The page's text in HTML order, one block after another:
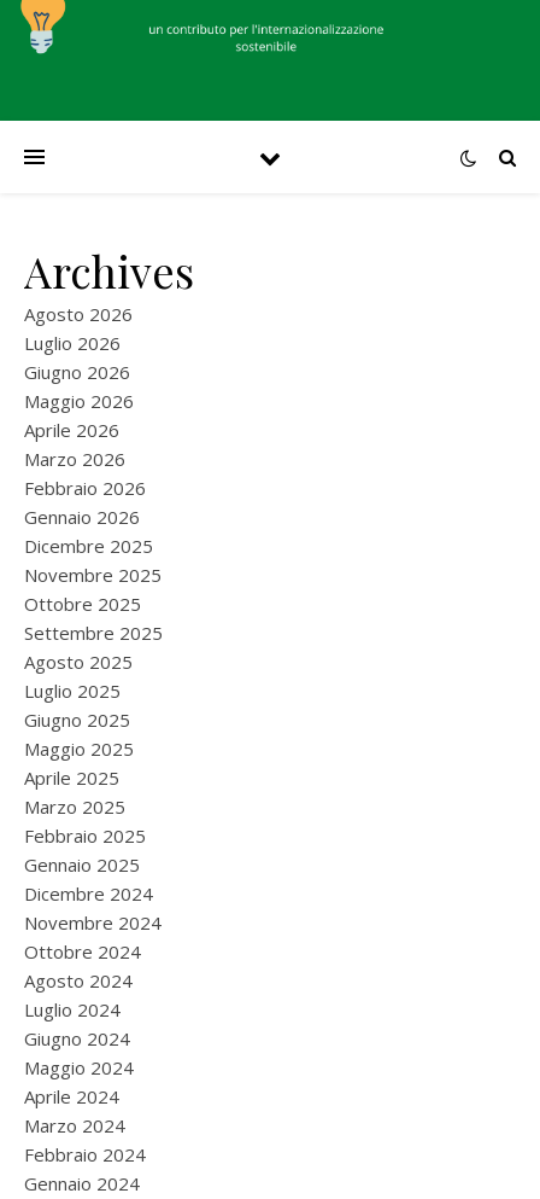
Archives
Agosto 2026
Luglio 2026
Giugno 2026
Maggio 2026
Aprile 2026
Marzo 2026
Febbraio 2026
Gennaio 2026
Dicembre 2025
Novembre 2025
Ottobre 2025
Settembre 2025
Agosto 2025
Luglio 2025
Giugno 2025
Maggio 2025
Aprile 2025
Marzo 2025
Febbraio 2025
Gennaio 2025
Dicembre 2024
Novembre 2024
Ottobre 2024
Agosto 2024
Luglio 2024
Giugno 2024
Maggio 2024
Aprile 2024
Marzo 2024
Febbraio 2024
Gennaio 2024